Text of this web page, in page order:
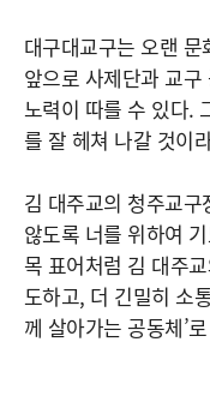
대구대교구는 오랜
앞으로 사제단과 교
노력이 따를 수 있다.
를 잘 헤쳐 나갈 것이
김 대주교의 청주교
않도록 너를 위하여
목 표어처럼 김 대주
도하고, 더 긴밀히 소
께 살아가는 공동체’